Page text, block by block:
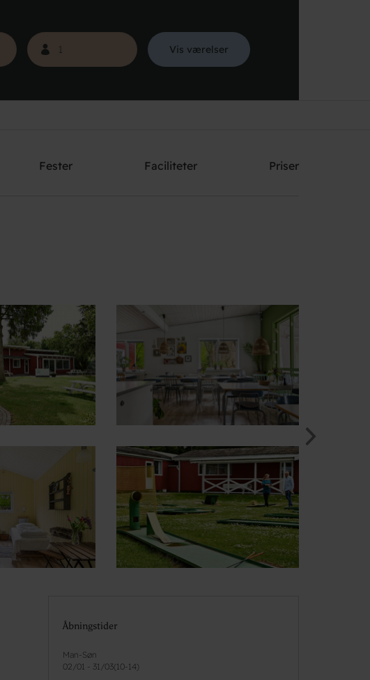
Vis værelser
Fester Faciliteter Priser
Åbningstider
Man-Søn
02/01 - 31/03( 10-14)